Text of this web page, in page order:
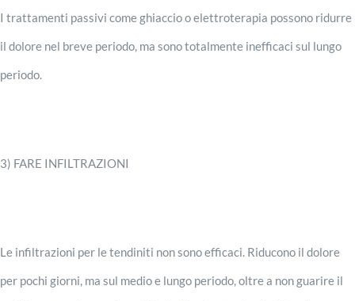
I trattamenti passivi come ghiaccio o elettroterapia possono ridurre
il dolore nel breve periodo, ma sono totalmente inefficaci sul lungo
periodo.
3) FARE INFILTRAZIONI
Le infiltrazioni per le tendiniti non sono efficaci. Riducono il dolore
per pochi giorni, ma sul medio e lungo periodo, oltre a non guarire il